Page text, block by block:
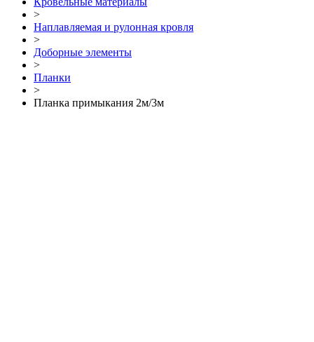
>
Наплавляемая и рулонная кровля
>
Доборные элементы
>
Планки
>
Планка примыкания 2м/3м